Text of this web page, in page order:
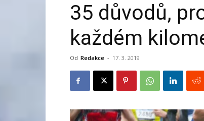
35 důvodů,
každém
Od Redakce - 17. 3. 2019